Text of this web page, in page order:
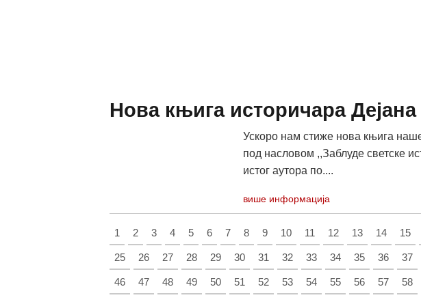
Нова књига историчара
Ускоро нам стиже нова књига
под насловом ,,Заблуде светске
истог аутора по....
више информација
1 2 3 4 5 6 7 8 9 10 11 12 13 14 15
25 26 27 28 29 30 31 32 33 34 35 36 37
46 47 48 49 50 51 52 53 54 55 56 57 58